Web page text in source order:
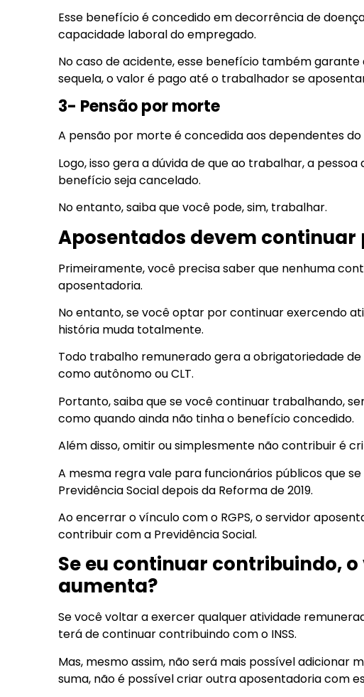
Esse benefício é concedido em decorrência de
capacidade laboral do empregado.
No caso de acidente, esse benefício também garante
sequela, o valor é pago até o trabalhador se
3- Pensão por morte
A pensão por morte é concedida aos dependentes do
Logo, isso gera a dúvida de que ao trabalhar, a
benefício seja cancelado.
No entanto, saiba que você pode, sim, trabalhar.
Aposentados devem continuar
Primeiramente, você precisa saber que nenhuma
aposentadoria.
No entanto, se você optar por continuar exercendo
história muda totalmente.
Todo trabalho remunerado gera a obrigatoriedade
como autônomo ou CLT.
Portanto, saiba que se você continuar trabalhando,
como quando ainda não tinha o benefício concedido.
Além disso, omitir ou simplesmente não contribuir é
A mesma regra vale para funcionários públicos que
Previdência Social depois da Reforma de 2019.
Ao encerrar o vínculo com o RGPS, o servidor
contribuir com a Previdência Social.
Se eu continuar contribuindo,
aumenta?
Se você voltar a exercer qualquer atividade
terá de continuar contribuindo com o INSS.
Mas, mesmo assim, não será mais possível adicionar
suma, não é possível criar outra aposentadoria com